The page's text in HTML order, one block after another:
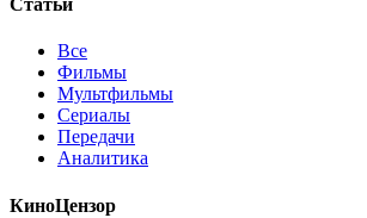
Статьи
Все
Фильмы
Мультфильмы
Сериалы
Передачи
Аналитика
КиноЦензор